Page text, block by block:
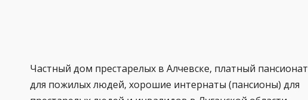
Частный дом престарелых в Алчевске, платный пансионат
для пожилых людей, хорошие интернаты (пансионы) для